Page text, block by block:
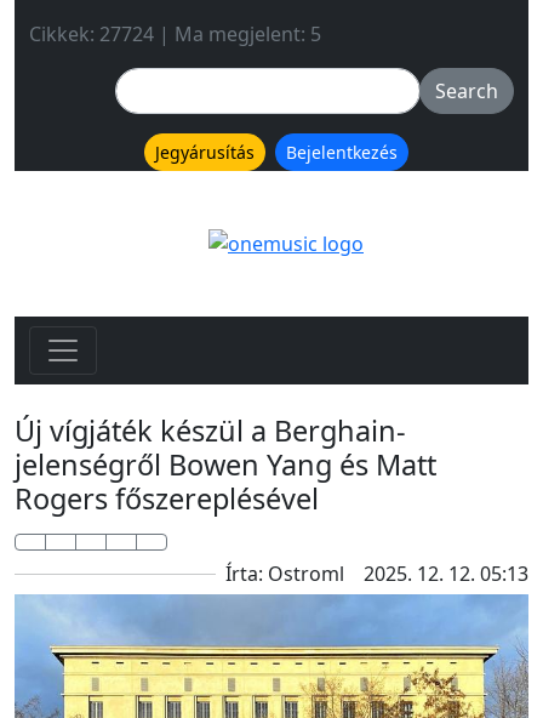
Cikkek: 27724 | Ma megjelent: 5
Jegyárusítás Bejelentkezés
Új vígjáték készül a Berghain-
jelenségről Bowen Yang és Matt
Rogers főszereplésével
Írta: Ostroml 2025. 12. 12. 05:13